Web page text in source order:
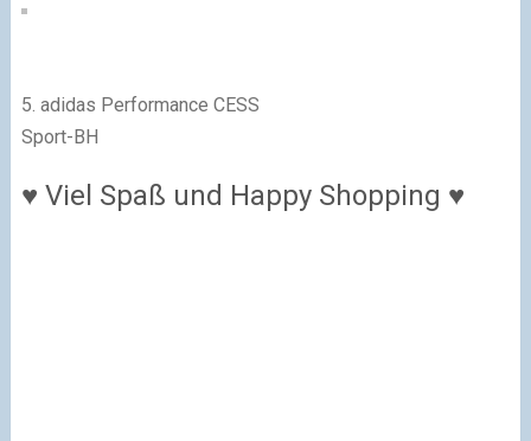
5. adidas Performance CESS
Sport-BH
♥ Viel Spaß und Happy Shopping ♥